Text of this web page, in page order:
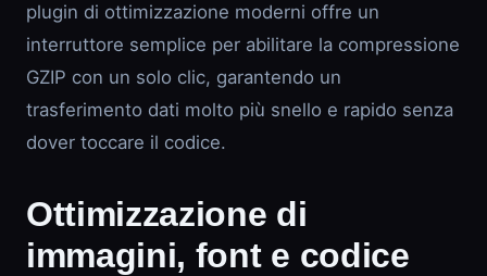
plugin di ottimizzazione moderni offre un
interruttore semplice per abilitare la compressione
GZIP con un solo clic, garantendo un
trasferimento dati molto più snello e rapido senza
dover toccare il codice.
Ottimizzazione di
immagini, font e codice